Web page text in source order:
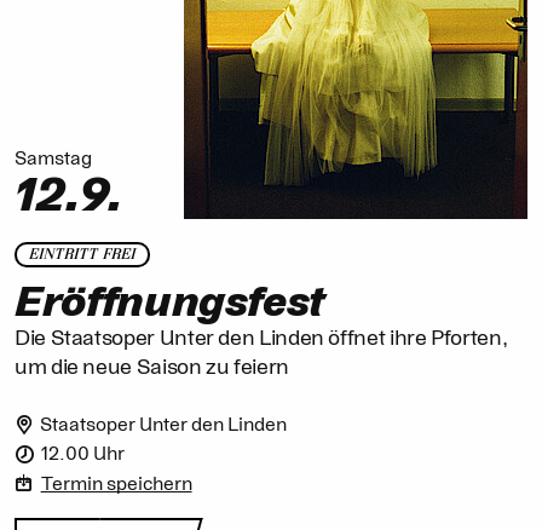
Staatsoper Unter den Linden
12.00 Uhr
Termin speichern
EINTRITT FREI
Eröffnungsfest
Die Staatsoper Unter den Linden öffnet ihre Pforten,
um die neue Saison zu feiern
Samstag
12.9.